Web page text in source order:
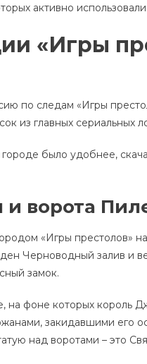
активно
«Игры
по следам «Игры
из главных сериальных
городе было удобнее,
и ворота
«Игры престолов»
Черноводный залив и
замок.
на фоне которых король
закидавшими его
над воротами – это